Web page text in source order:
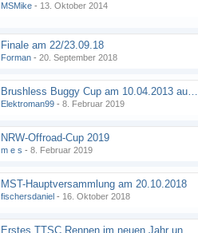
MSMike - 13. Oktober 2014
Finale am 22/23.09.18
Forman - 20. September 2018
Brushless Buggy Cup am 10.04.2013 auf der Intermodellbau in Dortmund
Elektroman99 - 8. Februar 2019
NRW-Offroad-Cup 2019
m e s - 8. Februar 2019
MST-Hauptversammlung am 20.10.2018
fischersdaniel - 16. Oktober 2018